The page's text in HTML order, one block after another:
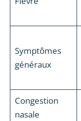
Symptômes
généraux
Congestion
nasale